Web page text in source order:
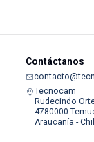
Contáctanos
Tecnocam
Rudecindo
4780000
Araucanía -